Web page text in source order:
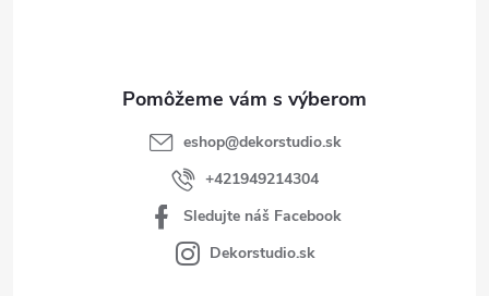
eshop@dekorstudio.sk
+421949214304
Sledujte náš Facebook
Dekorstudio.sk